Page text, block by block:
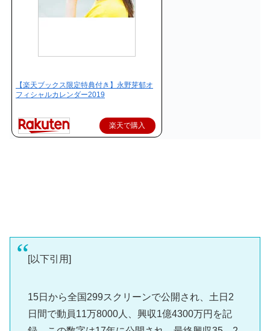
【楽天ブックス限定特典付き】永野芽郁オ
フィシャルカレンダー2019
楽天で購入
[以下引用]
15日から全国299スクリーンで公開され、土日2
日間で動員11万8000人、興収1億4300万円を記